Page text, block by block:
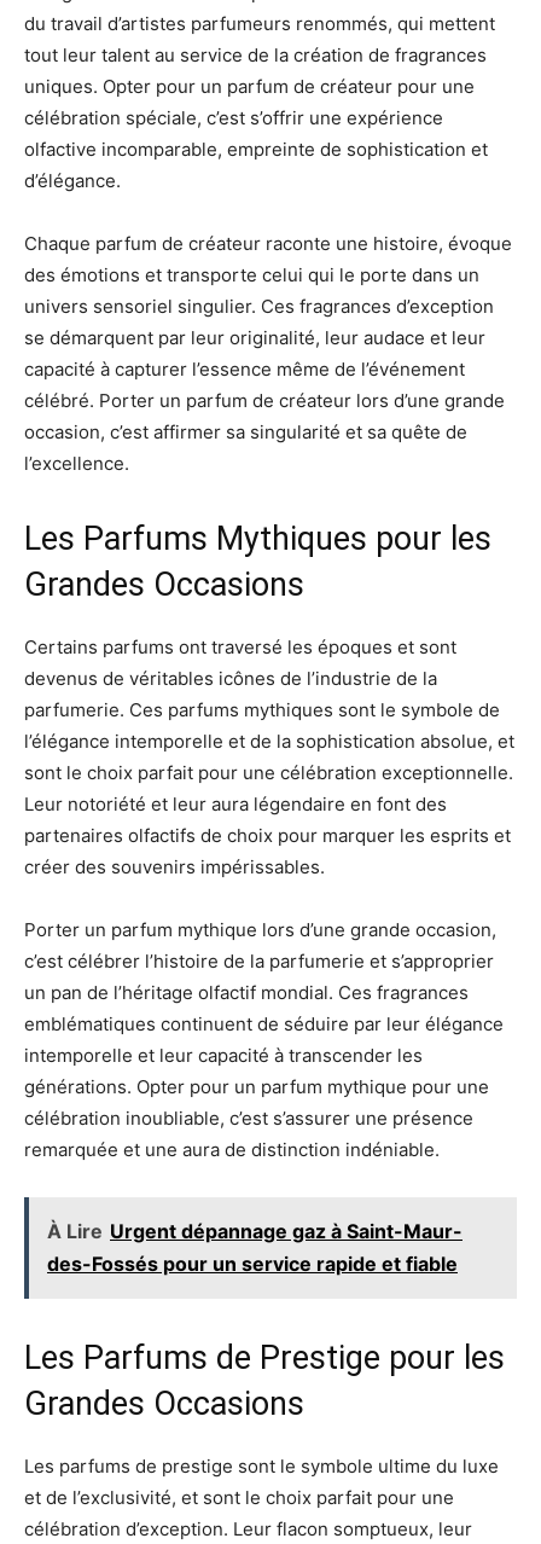
du travail d’artistes parfumeurs renommés, qui mettent
tout leur talent au service de la création de fragrances
uniques. Opter pour un parfum de créateur pour une
célébration spéciale, c’est s’offrir une expérience
olfactive incomparable, empreinte de sophistication et
d’élégance.
Chaque parfum de créateur raconte une histoire, évoque
des émotions et transporte celui qui le porte dans un
univers sensoriel singulier. Ces fragrances d’exception
se démarquent par leur originalité, leur audace et leur
capacité à capturer l’essence même de l’événement
célébré. Porter un parfum de créateur lors d’une grande
occasion, c’est affirmer sa singularité et sa quête de
l’excellence.
Les Parfums Mythiques pour les
Grandes Occasions
Certains parfums ont traversé les époques et sont
devenus de véritables icônes de l’industrie de la
parfumerie. Ces parfums mythiques sont le symbole de
l’élégance intemporelle et de la sophistication absolue, et
sont le choix parfait pour une célébration exceptionnelle.
Leur notoriété et leur aura légendaire en font des
partenaires olfactifs de choix pour marquer les esprits et
créer des souvenirs impérissables.
Porter un parfum mythique lors d’une grande occasion,
c’est célébrer l’histoire de la parfumerie et s’approprier
un pan de l’héritage olfactif mondial. Ces fragrances
emblématiques continuent de séduire par leur élégance
intemporelle et leur capacité à transcender les
générations. Opter pour un parfum mythique pour une
célébration inoubliable, c’est s’assurer une présence
remarquée et une aura de distinction indéniable.
À Lire Urgent dépannage gaz à Saint-Maur-
des-Fossés pour un service rapide et fiable
Les Parfums de Prestige pour les
Grandes Occasions
Les parfums de prestige sont le symbole ultime du luxe
et de l’exclusivité, et sont le choix parfait pour une
célébration d’exception. Leur flacon somptueux, leur